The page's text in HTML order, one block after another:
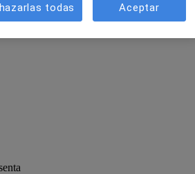
todas Aceptar